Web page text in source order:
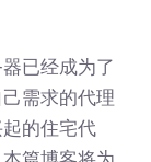
已经成为了
需求的代理
的住宅代